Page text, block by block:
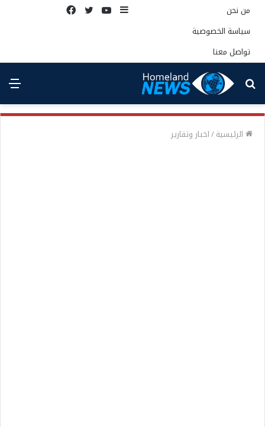
من نحن
سياسة الخصوصية
تواصل معنا
إضافة يوتيوبتويتر
بحث
عن
الرئيسية/اخبار وتقارير